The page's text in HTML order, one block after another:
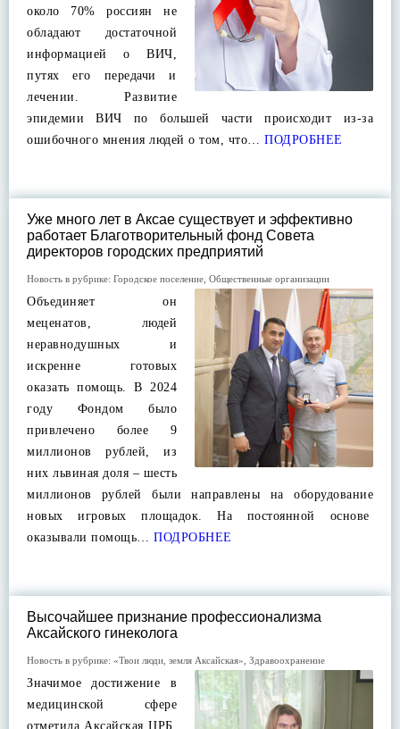
около 70% россиян не
обладают достаточной
информацией о ВИЧ,
путях его передачи и
лечении. Развитие
эпидемии ВИЧ по большей части происходит из-за
ошибочного мнения людей о том, что… ПОДРОБНЕЕ
Уже много лет в Аксае существует и эффективно
работает Благотворительный фонд Совета
директоров городских предприятий
Новость в рубрике: Городское поселение Общественные организации
Объединяет он
меценатов, людей
неравнодушных и
искренне готовых
оказать помощь. В 2024
году Фондом было
привлечено более 9
миллионов рублей, из
них львиная доля – шесть
миллионов рублей были направлены на оборудование
новых игровых площадок. На постоянной основе
оказывали помощь… ПОДРОБНЕЕ
Высочайшее признание профессионализма
Аксайского гинеколога
Новость в рубрике: «Твои люди, земля Аксайская» Здравоохранение
Значимое достижение в
медицинской сфере
отметила Аксайская ЦРБ.